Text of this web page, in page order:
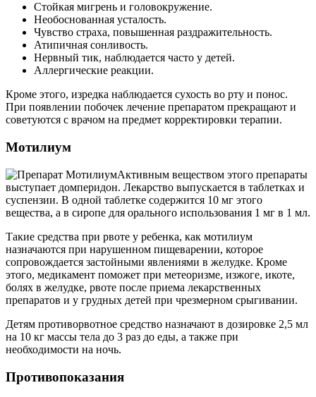
Стойкая мигрень и головокружение.
Необоснованная усталость.
Чувство страха, повышенная раздражительность.
Атипичная сонливость.
Нервный тик, наблюдается часто у детей.
Аллергические реакции.
Кроме этого, изредка наблюдается сухость во рту и понос.
При появлении побочек лечение препаратом прекращают и
советуются с врачом на предмет корректировки терапии.
Мотилиум
Активным веществом этого препараты
выступает домперидон. Лекарство выпускается в таблетках и
суспензии. В одной таблетке содержится 10 мг этого
вещества, а в сиропе для орального использования 1 мг в 1 мл.
Такие средства при рвоте у ребенка, как мотилиум
назначаются при нарушенном пищеварении, которое
сопровождается застойными явлениями в желудке. Кроме
этого, медикамент поможет при метеоризме, изжоге, икоте,
болях в желудке, рвоте после приема лекарственных
препаратов и у грудных детей при чрезмерном срыгивании.
Детям противорвотное средство назначают в дозировке 2,5 мл
на 10 кг массы тела до 3 раз до еды, а также при
необходимости на ночь.
Противопоказания